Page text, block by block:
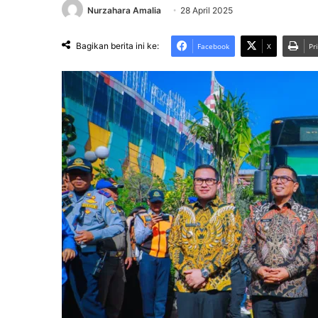
Nurzahara Amalia 28 April 2025
Bagikan berita ini ke: Facebook X